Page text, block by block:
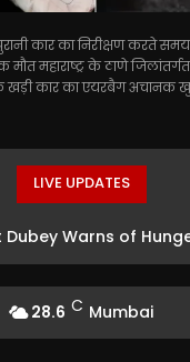
पुरानी कार का निरीक्षण करते
महाराष्ट्र के ठाणे जिलांतर्गत
खड़ी कार का एयरबैग अचानक
LIVE UPDATES
Dubey Warns of
28.6 C Mumbai